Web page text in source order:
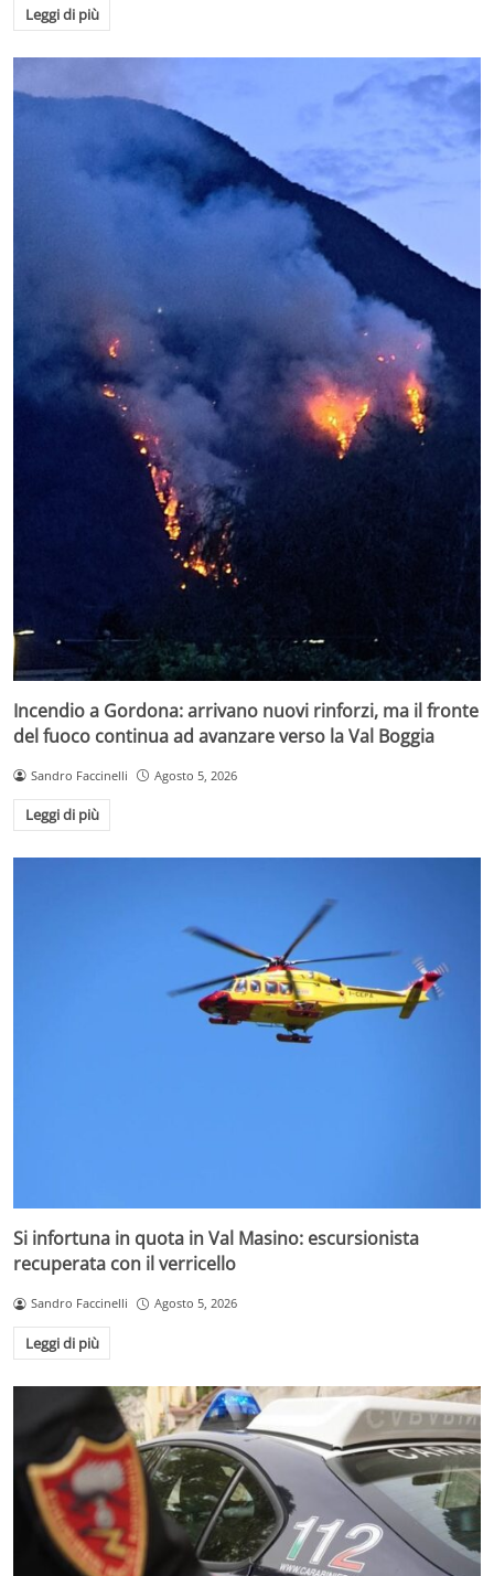
Leggi di più
Incendio a Gordona: arrivano nuovi rinforzi, ma il fronte
del fuoco continua ad avanzare verso la Val Boggia
Sandro Faccinelli Agosto 5, 2026
Leggi di più
Si infortuna in quota in Val Masino: escursionista
recuperata con il verricello
Sandro Faccinelli Agosto 5, 2026
Leggi di più